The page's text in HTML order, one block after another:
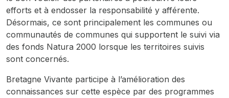
efforts et à endosser la responsabilité y afférente.
Désormais, ce sont principalement les communes ou
communautés de communes qui supportent le suivi via
des fonds Natura 2000 lorsque les territoires suivis
sont concernés.
Bretagne Vivante participe à l’amélioration des
connaissances sur cette espèce par des programmes